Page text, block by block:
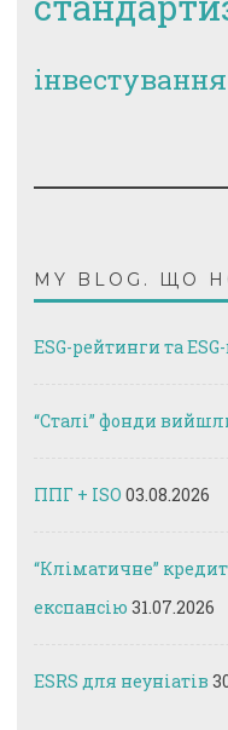
інвестування
MY BLOG. ЩО
ESG-рейтинги та
“Сталі” фонди
ППГ + ISO 03.08.2026
“Кліматичне”
експансію 31.07.2026
ESRS для неуніатів